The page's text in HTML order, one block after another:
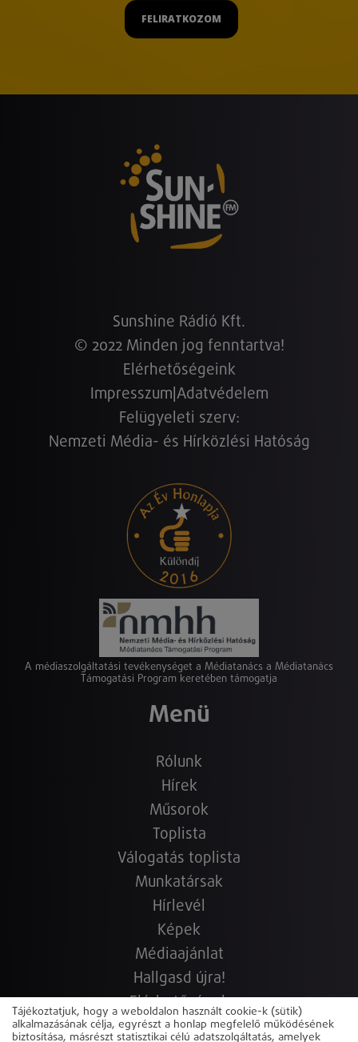
FELIRATKOZOM
Sunshine Rádió Kft.
© 2022 Minden jog fenntartva!
Elérhetőségeink
Impresszum Adatvédelem
Felügyeleti szerv:
Nemzeti Média- és Hírközlési Hatóság
A médiaszolgáltatási tevékenységet a Médiatanács a Médiatanács
Támogatási Program keretében támogatja
Menü
Rólunk
Hírek
Műsorok
Toplista
Válogatás toplista
Munkatársak
Hírlevél
Képek
Médiaajánlat
Hallgasd újra!
Elérhetőségek
Copyright © 2022-2026 www.sunshine.hu.huPowered by
Tájékoztatjuk, hogy a weboldalon használt cookie-k (sütik)
alkalmazásának célja, egyrészt a honlap megfelelő működésének
biztosítása, másrészt statisztikai célú adatszolgáltatás, amelyek